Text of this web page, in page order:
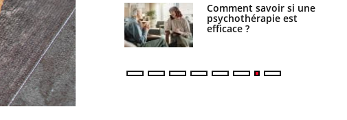
Autisme : pourquoi le
cerveau reconnaît-il les
visages autrement ?
Comment savoir si une
psychothérapie est
efficace ?